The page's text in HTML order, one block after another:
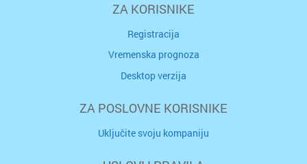
ZA KORISNIKE
Registracija
Vremenska prognoza
Desktop verzija
ZA POSLOVNE KORISNIKE
Uključite svoju kompaniju